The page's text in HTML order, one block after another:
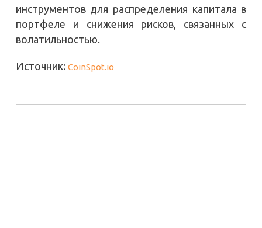
инструментов для распределения капитала в
портфеле и снижения рисков, связанных с
волатильностью.
Источник: CoinSpot.io